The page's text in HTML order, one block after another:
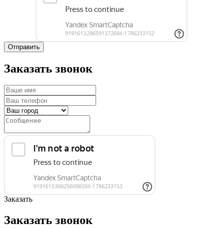
Отправить
Заказать звонок
Заказать
Заказать звонок